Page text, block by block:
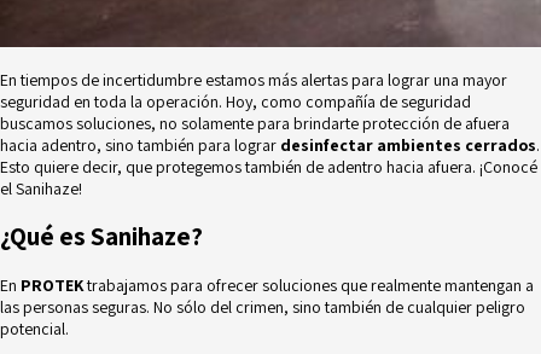
En tiempos de incertidumbre estamos más alertas para lograr una mayor
seguridad en toda la operación. Hoy, como compañía de seguridad
buscamos soluciones, no solamente para brindarte protección de afuera
hacia adentro, sino también para lograr desinfectar ambientes cerrados.
Esto quiere decir, que protegemos también de adentro hacia afuera. ¡Conocé
el Sanihaze!
¿Qué es Sanihaze?
En PROTEKtrabajamos para ofrecer soluciones que realmente mantengan a
las personas seguras. No sólo del crimen, sino también de cualquier peligro
potencial.